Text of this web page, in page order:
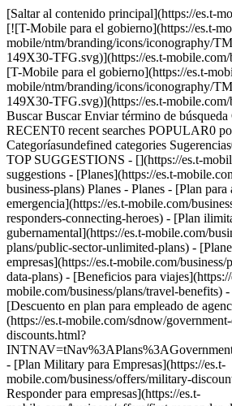
[Saltar al contenido principal](https://es.t-mobile.com#content-main) [![T-Mobile para el gobierno](https://es.t-mobile.com/content/dam/t-mobile/ntm/branding/icons/iconography/TMO-Logos-2021-149X30-TFG.svg)](https://es.t-mobile.com/business/government) [![T-Mobile para el gobierno](https://es.t-mobile.com/content/dam/t-mobile/ntm/branding/icons/iconography/TMO-Logos-2021-149X30-TFG.svg)](https://es.t-mobile.com/business/government) Buscar Buscar Enviar término de búsqueda Cerrar la búsqueda RECENT0 recent searches POPULAR0 popular search suggestions Categoríasundefined categories Sugerencias0 search suggestions TOP SUGGESTIONS - [](https://es.t-mobile.com) undefined top suggestions - [Planes](https://es.t-mobile.com/business/wireless-business-plans) Planes - Planes - [Plan para agencias de servicios de emergencia](https://es.t-mobile.com/business/government/first-responders-connecting-heroes) - [Plan ilimitado para agencia gubernamental](https://es.t-mobile.com/business/wireless-business-plans/public-sector-unlimited-plans) - [Planes de datos para empresas](https://es.t-mobile.com/business/plans/business-unlimited-data-plans) - [Beneficios para viajes](https://es.t-mobile.com/business/plans/travel-benefits) - Descuentos del plan - [Descuento en plan para empleado de agencia gubernamental](https://es.t-mobile.com/sdnow/government-employee-discounts.html?INTNAV=tNav%3APlans%3AGovernmentEmployeePlanDiscount) - [Plan Military para Empresas](https://es.t-mobile.com/business/offers/military-discount-plans) - [Plan First Responder para empresas](https://es.t-mobile.com/business/offers/first-responder-discount-phone-plans) - [5G y cobertura](https://es.t-mobile.com/business/5g) 5G y cobertura - [Red 5G](https://es.t-mobile.com/business/5g) - [Mapa de cobertura 5G y 4G](https://es.t-mobile.com/business/5g/5g-coverage-map) - [Servicio de telefonía por satélite](https://es.t-mobile.com/business/starlink-satellite-phone-service) - [Impactos comerciales de 5G](https://es.t-mobile.com/business/5g/5g-hq) - [Prueba nuestra red 5G](https://es.t-mobile.com/business/offers/free-network-trial) - [Cobertura internacional](https://es.t-mobile.com/business/international-coverage) - [Dispositivos](https://es.t-mobile.com/business/cell-phones) Dispositivos - Tipo - [Teléfonos](https://es.t-mobile.com/business/cell-phones) - [Tablets y dispositivos](https://es.t-mobile.com/business/tablets) - [Accesorios](https://es.t-mobile.com/business/accessories) - [Trae tu propio dispositivo](https://es.t-mobile.com/business/byod-bring-your-own-device) - Ofertas - [Ver ofertas](https://es.t-mobile.com/business/offers/business-deals-hub) - [Apple](https://es.t-mobile.com/business/apple-business-iphone-deals) - [Samsung](https://es.t-mobile.com/business/offers/samsung-galaxy-5g) - [Google Pixel](https://es.t-mobile.com/business/offers/google-pixel-deals) - [Teléfonos gratis y con cero de pago inicial](https://es.t-mobile.com/business/offers/zero-down-phones) - [Soluciones](https://es.t-mobile.com/business/solutions) Soluciones - Soluciones - [Información general](https://es.t-mobile.com/business/solutions) - [Internet para empresas](https://es.t-mobile.com/business/business-internet) - [Internet de las cosas](https://es.t-mobile.com/business/solutions/iot) - [Redes avanzadas](https://es.t-mobile.com/business/solutions/5g-advanced-solutions) - [Productividad](https://es.t-mobile.com/business/solutions/productivity) - [Seguridad](https://es.t-mobile.com/business/solutions/security) - [Comunicaciones basadas en IA](https://es.t-mobile.com/business/solutions/dialpad) - Segmentos e industrias - [Pequeña/mediana empresa](https://es.t-mobile.com/business/small-midsize-business) - [Compañía](https://es.t-mobile.com/business/enterprise) - [Gobierno](https://es.t-mobile.com/business/government) - [Educación](https://es.t-mobile.com/business/education) - [T-Priority](https://es.t-mobile.com/t-priority) - [Industrias](https://es.t-mobile.com/business/industry-solutions) - Recursos - [Por qué T-Mobile](https://es.t-mobile.com/business/why-tmobile) - [Historias de clientes](https://es.t-mobile.com/business/why-tmobile/customer-success-stories) - [Cambiar de operador móvil](https://es.t-mobile.com/business/switch-phone-carriers) - [Beneficios](https://es.t-mobile.com/business/benefits/magenta-status) [Contáctanos](https://es.t-mobile.com/business/b2b-contact-information) Contáctanos - [Comunícate con ventas](https://es.t-mobile.com/business/government/contact-information-inbound) [Encuentra una tienda](https://es.t-mobile.com/stores/i/business) [Carrito](https://es.t-mobile.com/business/cart) Buscar Buscar Enviar término de búsqueda Cerrar la búsqueda RECENT0 recent searches POPULAR0 popular search suggestions Categoríasundefined categories Sugerencias0 search suggestions TOP SUGGESTIONS - [](https://es.t-mobile.com) undefined top suggestions Cómo empezar más de T-Mobile - [Wireless (Móvil)](https://es.t-mobile.com/) - [Empresas](https://es.t-mobile.com/business) - [Prepagado](https://es.prepaid.t-mobile.com/home) - [Internet](https://es.t-mobile.com/home-internet) - [T-Priority](https://es.t-mobile.com/t-priority) - [SuperMobile](https://es.t-mobile.com/business/plans/supermobile) [](https://es.t-mobile.com) GESTIÓN DE RFP # Solicita una licitación para tu agencia gubernamental. ¿Estás listo para elegir un nuevo proveedor de servicio móvil? T-Mobile Para El Gobierno licitará en tus próximos programas para proveer las soluciones de conectividad y datos móviles que necesitas. [Envíanos un email](mailto:bidmanagement@t-mobile.com) ## Solicita una licitación para tu agencia gubernamental. Soluciones para agencias gubernamentales. Trabajamos con agencias locales, estatales y federales, incluso agencias de seguridad pública, instituciones educativas y manejo y respuesta a emergencias. ![Precios flexibles y transparentes.](https://es.t-mobile.com/sdscene7/is/image/Tmusprod/TFB-Bid-RFP-Management-Page-article-CloseUpTablet-desktop-2:HERO-mobile?fmt=jpg&qlt=85%2C0&resMode=sharp2&op_usm=1.75%2C0.3%2C2%2C0) ### Servicios con contrato. [Servicios con contrato.](https://es.t-mobile.com) Servicios con contrato. Ofrecemos los siguientes servicios con contrato para tus agencias gubernamentales: datos, línea fija,